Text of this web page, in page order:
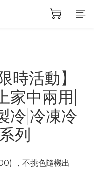
時活動】
家中兩用|
冷|冷凍冷
列
，不挑色隨機出